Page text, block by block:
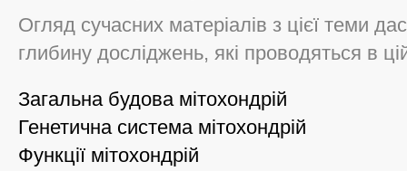
Огляд сучасних матеріалів з цієї теми
глибину досліджень, які проводяться в
Загальна будова мітохондрій
Генетична система мітохондрій
Функції мітохондрій